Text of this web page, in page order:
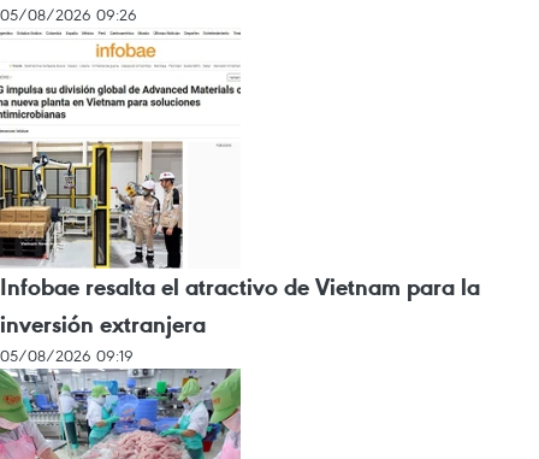
05/08/2026 09:26
Infobae resalta el atractivo de Vietnam para la
inversión extranjera
05/08/2026 09:19